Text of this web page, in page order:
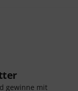
gewinne mit